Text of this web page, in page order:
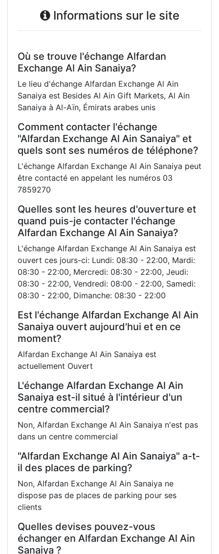
Informations sur le site
Où se trouve l'échange Alfardan
Exchange Al Ain Sanaiya?
Le lieu d'échange Alfardan Exchange Al Ain
Sanaiya est Besides Al Ain Gift Markets, Al Ain
Sanaiya à Al-Aïn, Émirats arabes unis
Comment contacter l'échange
"Alfardan Exchange Al Ain Sanaiya" et
quels sont ses numéros de téléphone?
L'échange Alfardan Exchange Al Ain Sanaiya peut
être contacté en appelant les numéros 03
7859270
Quelles sont les heures d'ouverture et
quand puis-je contacter l'échange
Alfardan Exchange Al Ain Sanaiya?
L'échange Alfardan Exchange Al Ain Sanaiya est
ouvert ces jours-ci: Lundi: 08:30 - 22:00, Mardi:
08:30 - 22:00, Mercredi: 08:30 - 22:00, Jeudi:
08:30 - 22:00, Vendredi: 08:00 - 22:00, Samedi:
08:30 - 22:00, Dimanche: 08:30 - 22:00
Est l'échange Alfardan Exchange Al Ain
Sanaiya ouvert aujourd'hui et en ce
moment?
Alfardan Exchange Al Ain Sanaiya est
actuellement Ouvert
L'échange Alfardan Exchange Al Ain
Sanaiya est-il situé à l'intérieur d'un
centre commercial?
Non, Alfardan Exchange Al Ain Sanaiya n'est pas
dans un centre commercial
"Alfardan Exchange Al Ain Sanaiya" a-t-
il des places de parking?
Non, Alfardan Exchange Al Ain Sanaiya ne
dispose pas de places de parking pour ses
clients
Quelles devises pouvez-vous
échanger en Alfardan Exchange Al Ain
Sanaiya ?